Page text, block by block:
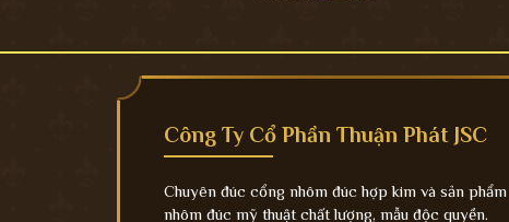
Công Ty Cổ Phần Thuận Phát JSC
Chuyên đúc cổng nhôm đúc hợp kim và sản phẩm
nhôm đúc mỹ thuật chất lượng, mẫu độc quyền.